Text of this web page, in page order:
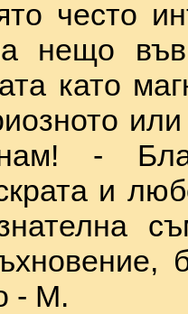
често
нещо във
като
-
и
- М.